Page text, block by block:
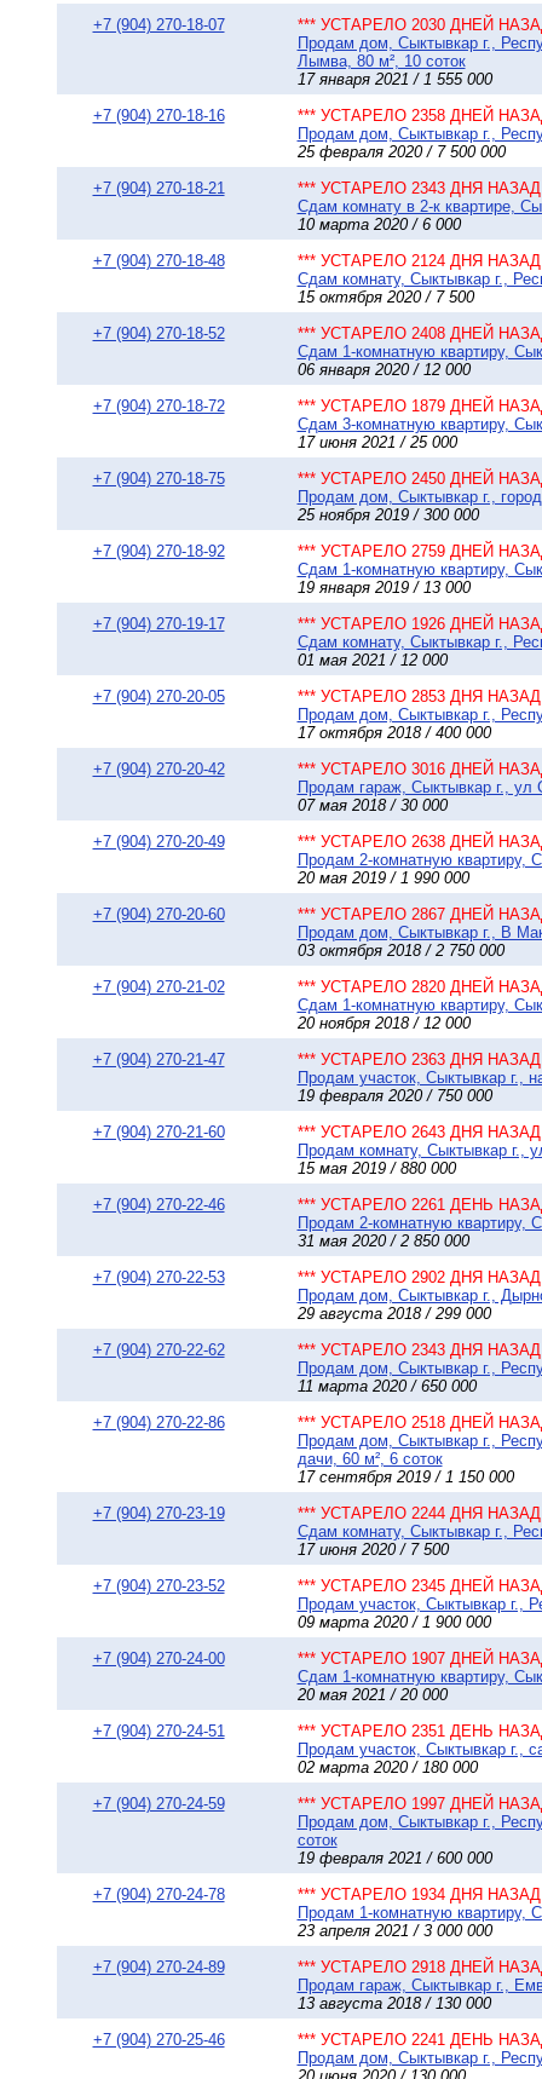
+7 (904) 270-18-07
*** УСТАРЕЛО 2030 ДНЕЙ
Продам дом, Сыктывкар г.,
Лымва, 80 м², 10 соток
17 января 2021 / 1 555 000
+7 (904) 270-18-16
*** УСТАРЕЛО 2358 ДНЕЙ
Продам дом, Сыктывкар г.,
25 февраля 2020 / 7 500 000
+7 (904) 270-18-21
*** УСТАРЕЛО 2343 ДНЯ НАЗАД
Сдам комнату в 2-к квартире,
10 марта 2020 / 6 000
+7 (904) 270-18-48
*** УСТАРЕЛО 2124 ДНЯ НАЗАД
Сдам комнату, Сыктывкар г.,
15 октября 2020 / 7 500
+7 (904) 270-18-52
*** УСТАРЕЛО 2408 ДНЕЙ
Сдам 1-комнатную квартиру,
06 января 2020 / 12 000
+7 (904) 270-18-72
*** УСТАРЕЛО 1879 ДНЕЙ
Сдам 3-комнатную квартиру,
17 июня 2021 / 25 000
+7 (904) 270-18-75
*** УСТАРЕЛО 2450 ДНЕЙ
Продам дом, Сыктывкар г.,
25 ноября 2019 / 300 000
+7 (904) 270-18-92
*** УСТАРЕЛО 2759 ДНЕЙ
Сдам 1-комнатную квартиру,
19 января 2019 / 13 000
+7 (904) 270-19-17
*** УСТАРЕЛО 1926 ДНЕЙ
Сдам комнату, Сыктывкар г.,
01 мая 2021 / 12 000
+7 (904) 270-20-05
*** УСТАРЕЛО 2853 ДНЯ НАЗАД
Продам дом, Сыктывкар г.,
17 октября 2018 / 400 000
+7 (904) 270-20-42
*** УСТАРЕЛО 3016 ДНЕЙ
Продам гараж, Сыктывкар г., ул
07 мая 2018 / 30 000
+7 (904) 270-20-49
*** УСТАРЕЛО 2638 ДНЕЙ
Продам 2-комнатную квартиру,
20 мая 2019 / 1 990 000
+7 (904) 270-20-60
*** УСТАРЕЛО 2867 ДНЕЙ
Продам дом, Сыктывкар г., В
03 октября 2018 / 2 750 000
+7 (904) 270-21-02
*** УСТАРЕЛО 2820 ДНЕЙ
Сдам 1-комнатную квартиру,
20 ноября 2018 / 12 000
+7 (904) 270-21-47
*** УСТАРЕЛО 2363 ДНЯ НАЗАД
Продам участок, Сыктывкар г.,
19 февраля 2020 / 750 000
+7 (904) 270-21-60
*** УСТАРЕЛО 2643 ДНЯ НАЗАД
Продам комнату, Сыктывкар г.,
15 мая 2019 / 880 000
+7 (904) 270-22-46
*** УСТАРЕЛО 2261 ДЕНЬ
Продам 2-комнатную квартиру,
31 мая 2020 / 2 850 000
+7 (904) 270-22-53
*** УСТАРЕЛО 2902 ДНЯ НАЗАД
Продам дом, Сыктывкар г.,
29 августа 2018 / 299 000
+7 (904) 270-22-62
*** УСТАРЕЛО 2343 ДНЯ НАЗАД
Продам дом, Сыктывкар г.,
11 марта 2020 / 650 000
+7 (904) 270-22-86
*** УСТАРЕЛО 2518 ДНЕЙ
Продам дом, Сыктывкар г.,
дачи, 60 м², 6 соток
17 сентября 2019 / 1 150 000
+7 (904) 270-23-19
*** УСТАРЕЛО 2244 ДНЯ НАЗАД
Сдам комнату, Сыктывкар г.,
17 июня 2020 / 7 500
+7 (904) 270-23-52
*** УСТАРЕЛО 2345 ДНЕЙ
Продам участок, Сыктывкар г.,
09 марта 2020 / 1 900 000
+7 (904) 270-24-00
*** УСТАРЕЛО 1907 ДНЕЙ
Сдам 1-комнатную квартиру,
20 мая 2021 / 20 000
+7 (904) 270-24-51
*** УСТАРЕЛО 2351 ДЕНЬ
Продам участок, Сыктывкар г.,
02 марта 2020 / 180 000
+7 (904) 270-24-59
*** УСТАРЕЛО 1997 ДНЕЙ
Продам дом, Сыктывкар г.,
соток
19 февраля 2021 / 600 000
+7 (904) 270-24-78
*** УСТАРЕЛО 1934 ДНЯ НАЗАД
Продам 1-комнатную квартиру,
23 апреля 2021 / 3 000 000
+7 (904) 270-24-89
*** УСТАРЕЛО 2918 ДНЕЙ
Продам гараж, Сыктывкар г.,
13 августа 2018 / 130 000
+7 (904) 270-25-46
*** УСТАРЕЛО 2241 ДЕНЬ
Продам дом, Сыктывкар г.,